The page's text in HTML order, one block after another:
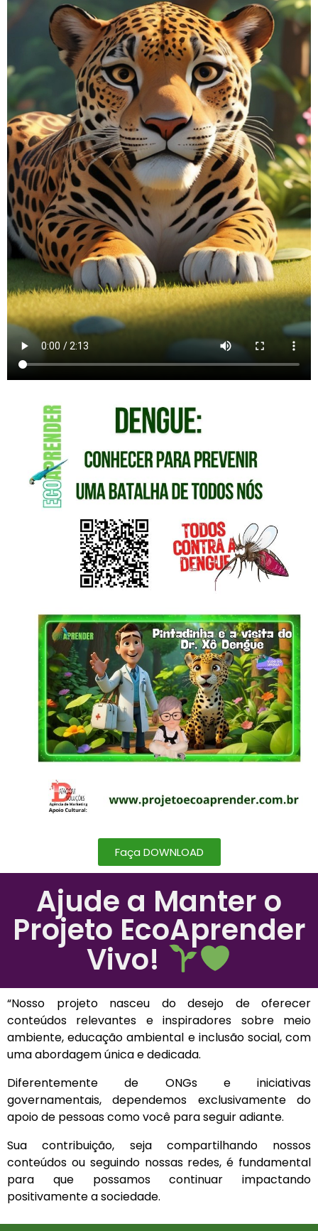
Faça DOWNLOAD
Ajude a Manter o
Projeto EcoAprender
Vivo!
“Nosso projeto nasceu do desejo de oferecer
conteúdos relevantes e inspiradores sobre meio
ambiente, educação ambiental e inclusão social, com
uma abordagem única e dedicada.
Diferentemente de ONGs e iniciativas
governamentais, dependemos exclusivamente do
apoio de pessoas como você para seguir adiante.
Sua contribuição, seja compartilhando nossos
conteúdos ou seguindo nossas redes, é fundamental
para que possamos continuar impactando
positivamente a sociedade.